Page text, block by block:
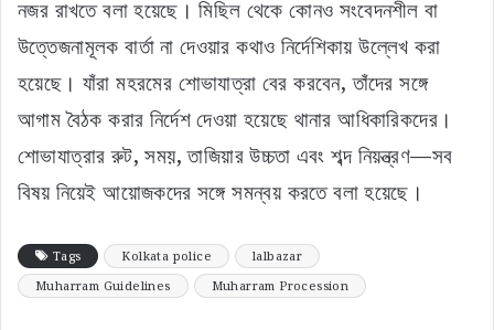
কলকাতা
“বিধানসভায় পরিকল্পিতভাবে কথা বলতে দেওয়া হচ্ছে না!” এবার
কলকাতা হাই কোর্টের দ্বারস্থ বিধায়ক কুণাল ঘোষ